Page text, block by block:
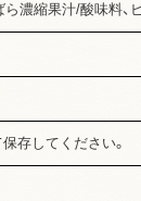
ら濃縮果汁/酸味料、
存してください。